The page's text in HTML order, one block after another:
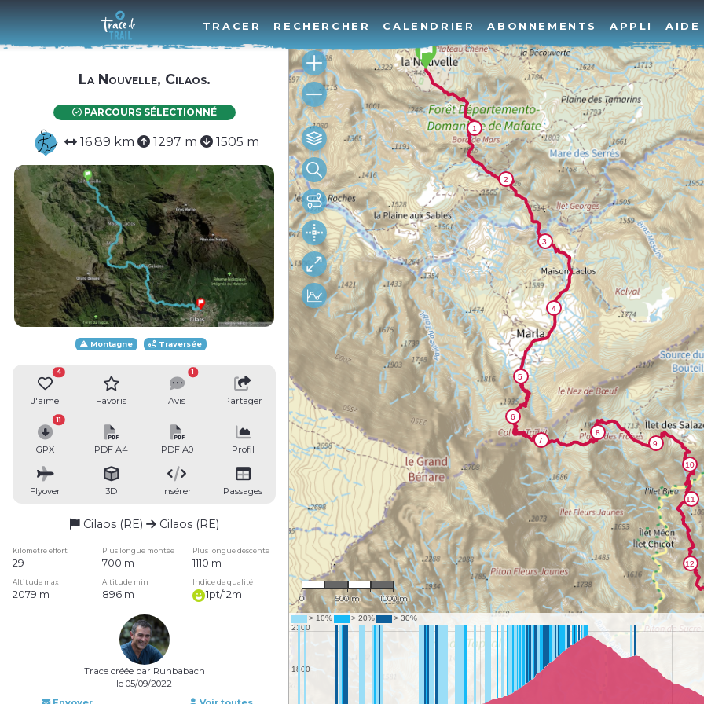
TRACER RECHERCHER CALENDRIER ABONNEMENTS APPLI AIDE
La Nouvelle, Cilaos.
PARCOURS SÉLECTIONNÉ
16.89 km 1297 m 1505 m
Montagne Traversée
J'aime
4
Favoris Avis
1
Partager
GPX
11
PDF A4 PDF A0 Profil
Flyover 3D Insérer Passages
Cilaos (RE) Cilaos (RE)
Kilomètre effort Plus longue montée Plus longue descente
29 700 m 1110 m
Altitude max Altitude min Indice de qualité
2079 m 896 m 1pt/12m
Trace créée par Runbabach
le 05/09/2022
1 : 30,575
0 500 m 1000 m